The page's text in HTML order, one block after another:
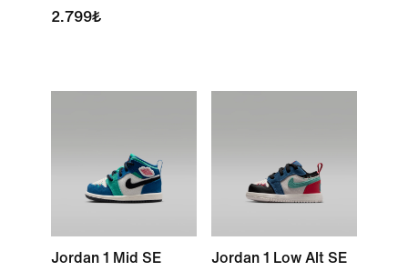
2.799₺
Jordan 1 Mid SE
Jordan 1 Low Alt SE